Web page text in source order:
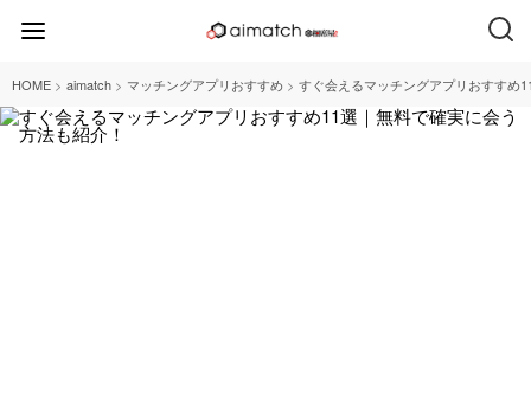
HOME > aimatch > マッチングアプリおすすめ > すぐ会えるマッチングアプリおすすめ